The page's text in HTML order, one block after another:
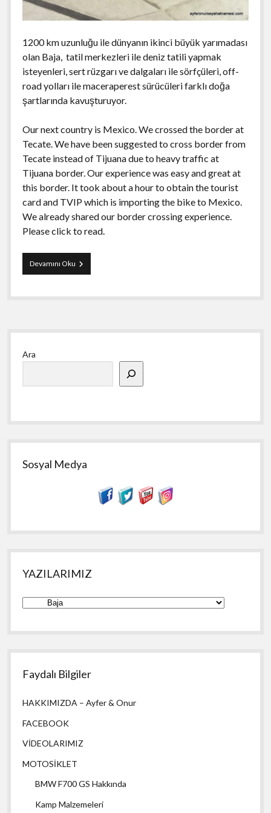
Destin Gezisi
Everglades National Park Gezisi
Fort Lauderdale Gezi Rehberi
Fort Myers Gezisi
Miami Gezi ve Seyahat Rehberi
Miami’deki Festivaller
Naples Gezisi
Panama City Beach Gezi Notları
Saint Augustine Gezi Notları
2014 Cherohala Skyway Gezisi
Cherokee Gezisi
Highlands Gezi Rehberi
Raleigh-Durham-Chapel Hill Gezisi
Las Vegas Gezi Rehberi
NEW JERSEY
menüyü
aç
aç
New York City Gezi Rehberi
Niagara Şelaleleri (Niagara Falls)
S. CAROLİNA
menüyü
aç
Charleston Gezi Notları
Greenville Gezisi
TENNESSEE menüyü
aç
2013 Deals Gap Gezisi
Chattanooga Gezisi
Gatlinburg Gezisi
Jack Daniels Gezisi
Nashville Gezisi
Memphis Gezi Rehberi
TEXAS menüyü
Dallas Gezisi
Houston Gezi Notları
aç
Seattle Gezi Rehberi
WASHINGTON DC menüyü
Washington DC Gezi Rehberi
Playa del Carmen
Puebla
Queretaro
San Blas
San Cristobal de las Casas
Tequila
Tulum
Tula – Pachuca
Pok-A-Tok
Atina Akropolisi
Elafonisos Adası
Monemvasia Gezisi
Nafplio Gezisi
Edessa
Ioannina (Yanya)
Kastoria
Meteora Gezisi
Selanik
Yunanistan Yaşam
Yunan Mutfağı
Yunanistan Motosiklet Rotaları
Yunanistan Türkiye Araçla Feribot Geçişi
1200 km uzunluğu ile dünyanın ikinci büyük yarımadası
olan Baja, tatil merkezleri ile deniz tatili yapmak
isteyenleri, sert rüzgarı ve dalgaları ile sörfçüleri, off-
road yolları ile maceraperest sürücüleri farklı doğa
şartlarında kavuşturuyor.
Our next country is Mexico. We crossed the border at
Tecate. We have been suggested to cross border from
Tecate instead of Tijuana due to heavy traffic at
Tijuana border. Our experience was easy and great at
this border. It took about a hour to obtain the tourist
card and TVIP which is importing the bike to Mexico.
We already shared our border crossing experience.
Please click to read.
Devamını OkuBaja,Mexico
Yan
Menü
Ara
Sosyal Medya
YAZILARIMIZ
YAZILARIMIZ
Faydalı Bilgiler
HAKKIMIZDA – Ayfer & Onur
FACEBOOK
VİDEOLARIMIZ
MOTOSİKLET
BMW F700 GS Hakkında
Kamp Malzemeleri